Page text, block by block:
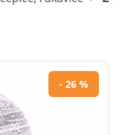
- 26 %